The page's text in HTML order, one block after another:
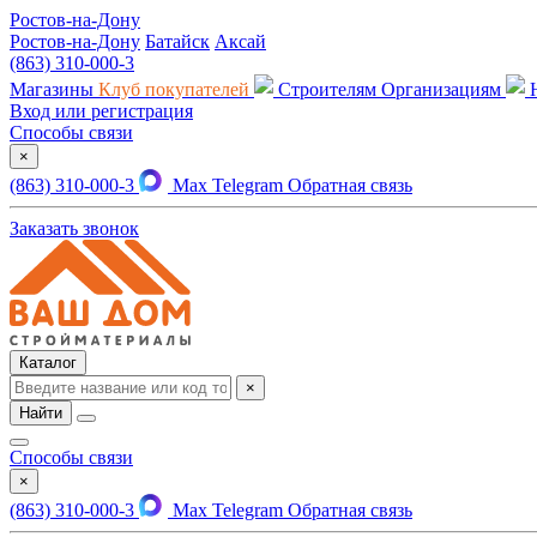
Ростов-на-Дону
Ростов-на-Дону Батайск Аксай
(863) 310-000-3
Магазины Клуб покупателей Строителям Организациям
Вход или регистрация
Способы связи
×
(863) 310-000-3 Max Telegram Обратная связь
Заказать звонок
Каталог
×
Найти
Способы связи
×
(863) 310-000-3 Max Telegram Обратная связь